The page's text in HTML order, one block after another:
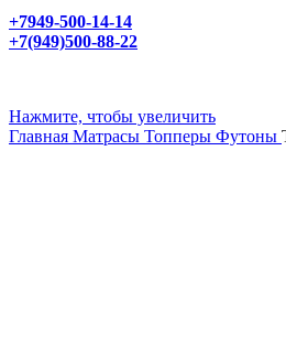
+7949-500-14-14
+7(949)500-88-22
Нажмите, чтобы увеличить
Главная Матрасы Топперы Футоны